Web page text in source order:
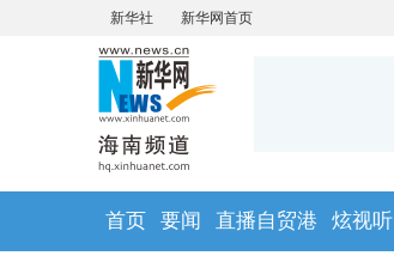
首页 要闻 直播自贸港 炫视听